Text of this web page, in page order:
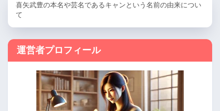
喜矢武豊の本名や芸名であるキャンという名前の由来につい
て
運営者プロフィール